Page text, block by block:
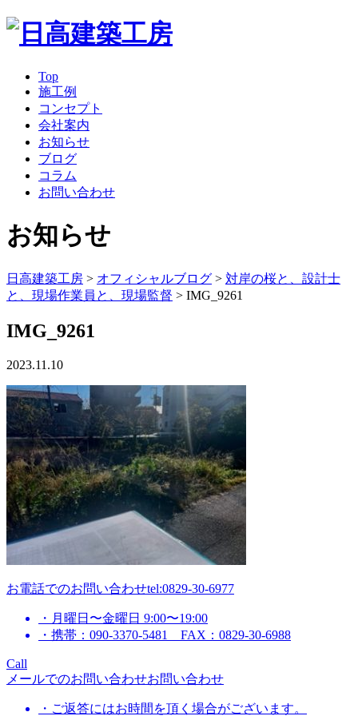
Top
施工例
コンセプト
会社案内
お知らせ
ブログ
コラム
お問い合わせ
お知らせ
日高建築工房 > オフィシャルブログ > 対岸の桜と、設計士
と、現場作業員と、現場監督 > IMG_9261
IMG_9261
2023.11.10
お電話でのお問い合わせtel:0829-30-6977
・月曜日〜金曜日 9:00〜19:00
・携帯：090-3370-5481 FAX：0829-30-6988
Call
メールでのお問い合わせお問い合わせ
・ご返答にはお時間を頂く場合がございます。